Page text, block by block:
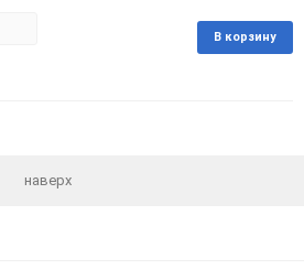
В корзину
наверх